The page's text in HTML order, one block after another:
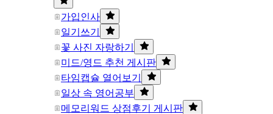
가입인사
일기쓰기
꽃 사진 자랑하기
미드/영드 추천 게시판
타임캡슐 열어보기
일상 속 영어공부
메모리워드 상점후기 게시판